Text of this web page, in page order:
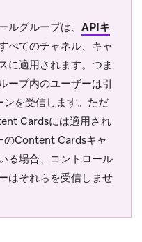
ルグループは、 APIキ
べてのチャネル、キャ
に適用されます。つま
ープ内のユーザーは引
ンを受信します。ただ
Cardsには適用され
のContent Cardsキャ
る場合、コントロール
はそれらを受信しませ